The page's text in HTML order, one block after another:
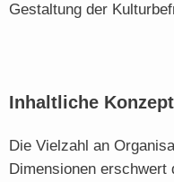
Gestaltung der
Inhaltliche
Die Vielzahl an
Dimensionen erschwert